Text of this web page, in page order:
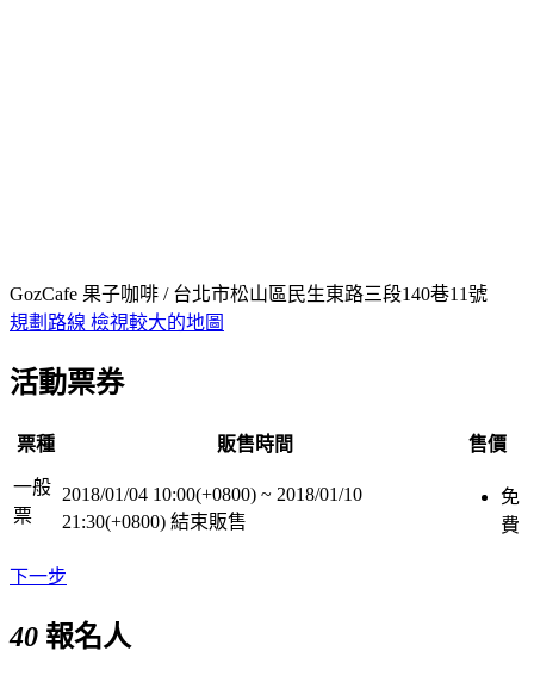
GozCafe 果子咖啡 / 台北市松山區民生東路三段140巷11號
規劃路線 檢視較大的地圖
活動票券
票種 販售時間 售價
一般
票
2018/01/04 10:00(+0800) ~ 2018/01/10
21:30(+0800) 結束販售
免
費
下一步
40 報名人